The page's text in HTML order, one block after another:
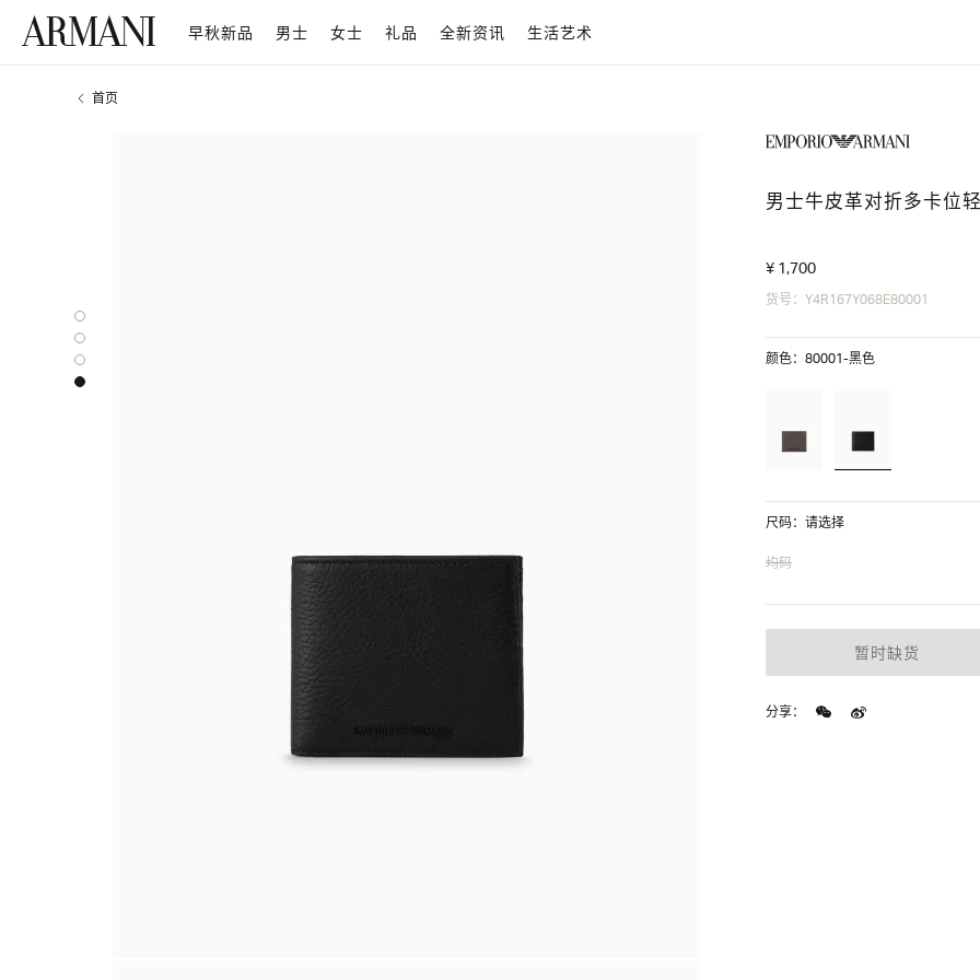
早秋新品 男士 女士 礼品 全新资讯 生活艺术
首页
男士牛皮革对折多卡位
¥ 1,700
货号：Y4R167Y068E80001
颜色：80001-黑色
尺码：请选择
均码
暂时缺货
分享：